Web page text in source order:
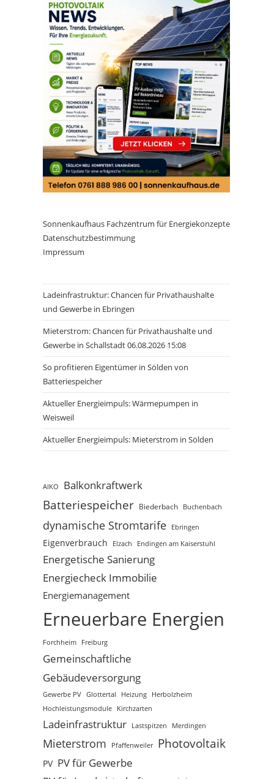
Sonnenkaufhaus Fachzentrum für Energiekonzepte
Datenschutzbestimmung
Impressum
Ladeinfrastruktur: Chancen für Privathaushalte
und Gewerbe in Ebringen
Mieterstrom: Chancen für Privathaushalte und
Gewerbe in Schallstadt 06.08.2026 15:08
So profitieren Eigentümer in Sölden von
Batteriespeicher
Aktueller Energieimpuls: Wärmepumpen in
Weisweil
Aktueller Energieimpuls: Mieterstrom in Sölden
AIKO Balkonkraftwerk
Batteriespeicher Biederbach Buchenbach
dynamische Stromtarife Ebringen
Eigenverbrauch Elzach Endingen am Kaiserstuhl
Energetische Sanierung
Energiecheck Immobilie
Energiemanagement
Erneuerbare Energien
Forchheim Freiburg
Gemeinschaftliche
Gebäudeversorgung
Gewerbe PV Glottertal Heizung Herbolzheim
Hochleistungsmodule Kirchzarten
Ladeinfrastruktur Lastspitzen Merdingen
Mieterstrom Pfaffenweiler Photovoltaik
PV PV für Gewerbe